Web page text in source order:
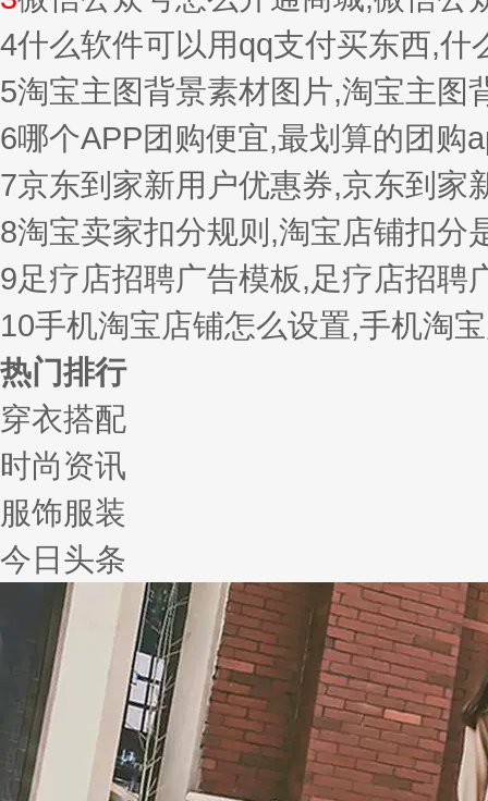
4什么软件可以用qq支付买东西,什
5淘宝主图背景素材图片,淘宝主图
6哪个APP团购便宜,最划算的团购
7京东到家新用户优惠券,京东到家
8淘宝卖家扣分规则,淘宝店铺扣分
9足疗店招聘广告模板,足疗店招聘
10手机淘宝店铺怎么设置,手机淘
热门排行
穿衣搭配
时尚资讯
服饰服装
今日头条